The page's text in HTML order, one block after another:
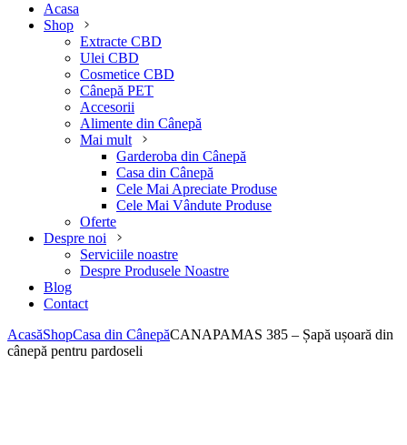
Acasa
Shop
Extracte CBD
Ulei CBD
Cosmetice CBD
Cânepă PET
Accesorii
Alimente din Cânepă
Mai mult
Garderoba din Cânepă
Casa din Cânepă
Cele Mai Apreciate Produse
Cele Mai Vândute Produse
Oferte
Despre noi
Serviciile noastre
Despre Produsele Noastre
Blog
Contact
AcasăShopCasa din CânepăCANAPAMAS 385 – Șapă ușoară din
cânepă pentru pardoseli